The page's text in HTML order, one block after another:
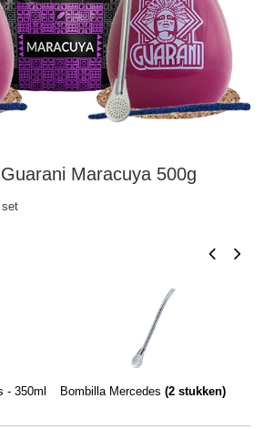
Maracuya 500g
- 350ml
Bombilla Mercedes (2 stukken)
set